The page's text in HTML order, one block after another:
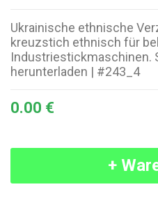
Ukrainische ethnische
kreuzstich ethnisch für
Industriestickmaschinen.
herunterladen | #243_4
0.00 €
+